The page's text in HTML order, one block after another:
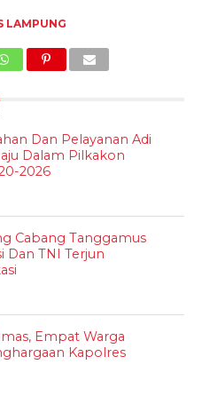
LAMPUNG
Dan Pelayanan Adi
Dalam Pilkakon
2026
Cabang Tanggamus
Dan TNI Terjun
Empat Warga
Kapolres